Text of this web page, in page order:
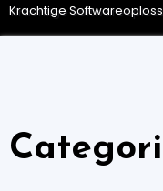
Krachtige